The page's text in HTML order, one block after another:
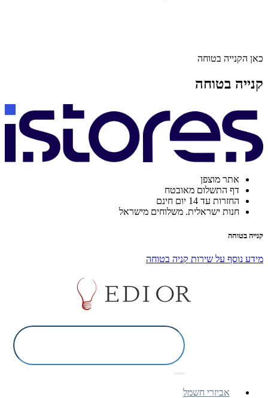
כאן הקנייה בטוחה
קנייה בטוחה
אתר מוצפן
דף התשלום מאובטח
החזרות עד 14 יום חינם
חנות ישראלית. משלוחים מישראל
קנייה בטוחה
מידע נוסף על שירות קניה בטוחה
אביזרי חשמל